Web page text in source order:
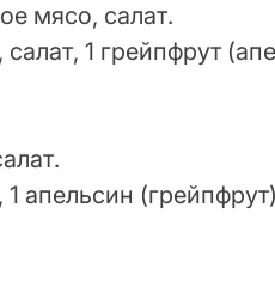
мясо, салат.
1 грейпфрут
апельсин